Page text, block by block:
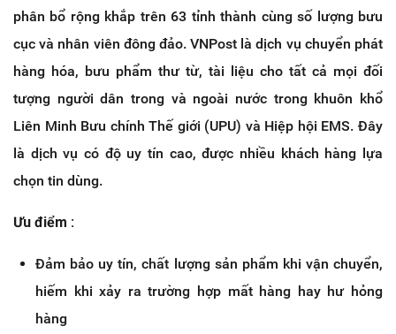
phân bổ rộng khắp trên 63 tỉnh thành cùng số lượng bưu
cục và nhân viên đông đảo. VNPost là dịch vụ chuyển phát
hàng hóa, bưu phẩm thư từ, tài liệu cho tất cả mọi đối
tượng người dân trong và ngoài nước trong khuôn khổ
Liên Minh Bưu chính Thế giới (UPU) và Hiệp hội EMS. Đây
là dịch vụ có độ uy tín cao, được nhiều khách hàng lựa
chọn tin dùng.
Ưu điểm :
Đảm bảo uy tín, chất lượng sản phẩm khi vận chuyển,
hiếm khi xảy ra trường hợp mất hàng hay hư hỏng
hàng